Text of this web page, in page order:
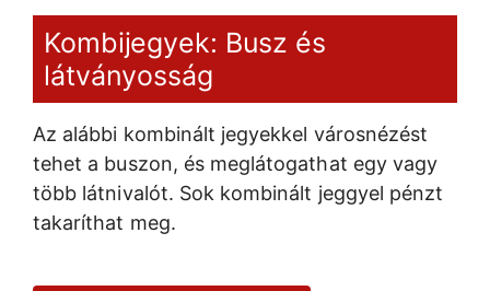
Kombijegyek: Busz és
látványosság
Az alábbi kombinált jegyekkel városnézést
tehet a buszon, és meglátogathat egy vagy
több látnivalót. Sok kombinált jeggyel pénzt
takaríthat meg.